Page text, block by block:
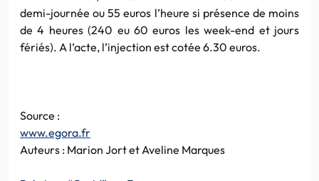
demi-journée ou 55 euros l’heure si présence de moins
de 4 heures (240 eu 60 euros les week-end et jours
fériés). A l’acte, l’injection est cotée 6.30 euros.
Source :
www.egora.fr
Auteurs : Marion Jort et Aveline Marques